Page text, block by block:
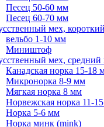
Песец 50-60 мм
Песец 60-70 мм
мех,
вельбо 1-10 мм
Миништоф
мех, средний
Канадская норка 15-18
Микронорка 8-9 мм
Мягкая норка 8 мм
Норвежская норка 11-
Норка 5-6 мм
Норка минк (mink)